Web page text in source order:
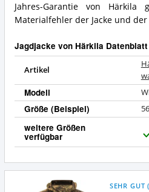
Jahres-Garantie von Härkila
Materialfehler der Jacke und
Jagdjacke von Härkila Datenblatt
Artikel
Modell
Größe (Beispiel) 56
weitere Größen
verfügbar
a
SEHR GUT (